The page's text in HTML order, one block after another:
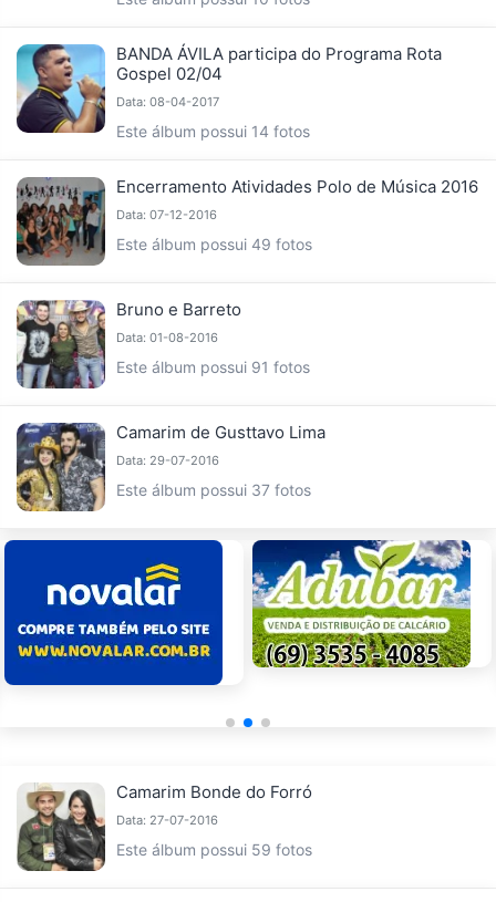
BANDA ÁVILA participa do Programa Rota
Gospel 02/04
Data: 08-04-2017
Este álbum possui 14 fotos
Encerramento Atividades Polo de Música 2016
Data: 07-12-2016
Este álbum possui 49 fotos
Bruno e Barreto
Data: 01-08-2016
Este álbum possui 91 fotos
Camarim de Gusttavo Lima
Data: 29-07-2016
Este álbum possui 37 fotos
Camarim Bonde do Forró
Data: 27-07-2016
Este álbum possui 59 fotos